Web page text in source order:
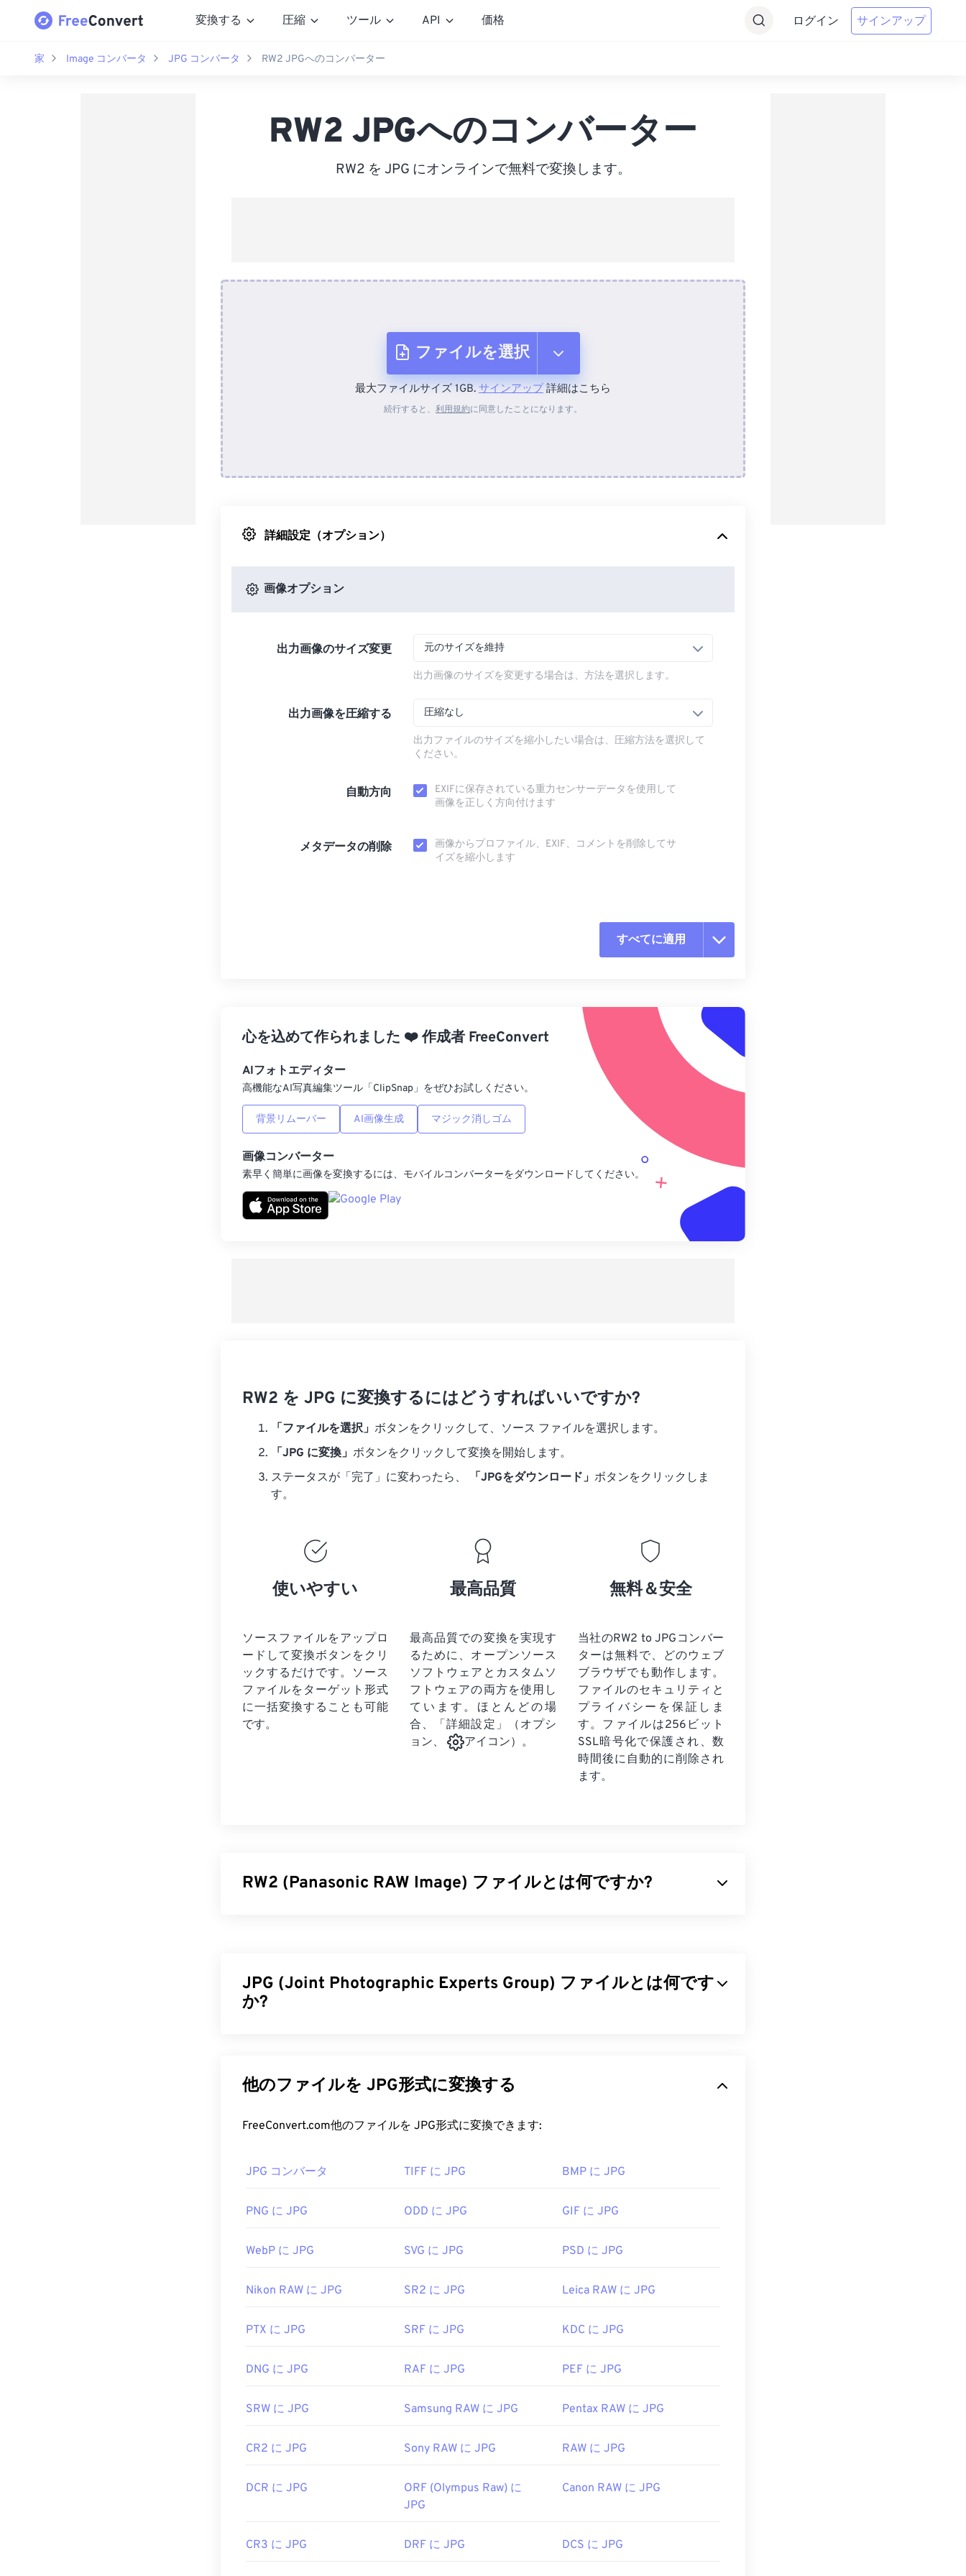
変換する 圧縮 ツール API 価格 ログイン サインアップ
家 Image コンバータ JPG コンバータ RW2 JPGへのコンバーター
RW2 JPGへのコンバーター
RW2 を JPG にオンラインで無料で変換します。
ファイルを選択
デバイスから
最大ファイルサイズ 1GB. サインアップ詳細はこちら
続行すると、 利用規約に同意したことになります。
詳細設定（オプション）
画像オプション
出力画像のサイズ変更 元のサイズを維持
出力画像のサイズを変更する場合は、方法を選択します。
出力画像を圧縮する 圧縮なし
出力ファイルのサイズを縮小したい場合は、圧縮方法を選択して
ください。
自動方向
EXIFに保存されている重力センサーデータを使用して
画像を正しく方向付けます
メタデータの削除
画像からプロファイル、EXIF、コメントを削除してサ
イズを縮小します
すべてに適用
プリセットから適用
プリセットとして保存
心を込めて作られました ❤️作成者 FreeConvert
AIフォトエディター
高機能なAI写真編集ツール「ClipSnap」をぜひお試しください。
背景リムーバー AI画像生成 マジック消しゴム
画像コンバーター
素早く簡単に画像を変換するには、モバイルコンバーターをダウンロードしてください。
RW2 を JPG に変換するにはどうすればいいですか?
「ファイルを選択」 ボタンをクリックして、ソース ファイルを選択します。
「JPG に変換」 ボタンをクリックして変換を開始します。
ステータスが「完了」に変わったら、
「JPGをダウンロード」 ボタンをクリックしま
す。
使いやすい
ソースファイルをアップロ
ードして変換ボタンをクリ
ックするだけです。 ソース
ファイルを ターゲット形式
に一括変換することも可能
です。
最高品質
最高品質での変換を実現す
るために、オープンソース
ソフトウェアとカスタムソ
フトウェアの両方を使用し
ています。ほとんどの場
合、「詳細設定」（オプシ
ョン、
アイコン）。
無料＆安全
当社のRW2 to JPGコンバー
ターは無料で、どのウェブ
ブラウザでも動作します。
ファイルのセキュリティと
プライバシーを保証しま
す。ファイルは256ビット
SSL暗号化で保護され、数
時間後に自動的に削除され
ます。
RW2 (Panasonic RAW Image) ファイルとは何ですか?
RW2 ファイルを開くにはどうすればいいですか?
ス、クロスプラットフォーム、無料の
darktable
を使用してください。
す。有料ビューアとしては
FastRawViewer があります。Windowsでは、
互換性のあるビューアです。
JPG (Joint Photographic Experts Group) ファイルとは何です
か?
す。また、JPGファイルは比較的サイズが小さいため、インターネットでの転送やウェブサイ
トでの使用に最適です。当社のJPEG圧縮ツールを使用すれば、ファイルサイズを最大80%削
ほぼすべての画像ビューアプログラムやアプリケーションはJPGファイルを認識し、開くこと
画像エディタ、またはウェブブラウザで開きます。ファイルを開くアプリケーションを選択
JPGファイルは、Chrome などの一般的なウェブブラウザ、MicrosoftフォトなどのMicrosoft
JPEG画像のサイズを変更するには、画像リサイズ
ツールをご利用ください。
初回リリース:
関連するJPGツール:
他のファイルを JPG形式に変換する
FreeConvert.com他のファイルを JPG形式に変換できます:
JPG コンバータ TIFF に JPG BMP に JPG
PNG に JPG ODD に JPG GIF に JPG
WebP に JPG SVG に JPG PSD に JPG
Nikon RAW に JPG SR2 に JPG Leica RAW に JPG
PTX に JPG SRF に JPG KDC に JPG
DNG に JPG RAF に JPG PEF に JPG
SRW に JPG Samsung RAW に JPG Pentax RAW に JPG
CR2 に JPG Sony RAW に JPG RAW に JPG
DCR に JPG
ORF (Olympus Raw) に
JPG
Canon RAW に JPG
CR3 に JPG DRF に JPG DCS に JPG